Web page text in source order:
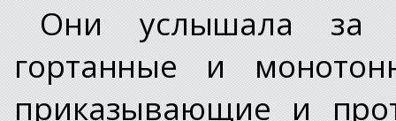
Они услышала за
гортанные и
приказывающие и